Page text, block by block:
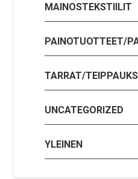
MAINOSTEKSTIILIT
PAINOTUOTTEET/
TARRAT/
UNCATEGORIZED
YLEINEN